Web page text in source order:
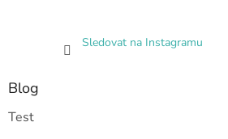
Sledovat na Instagramu
Blog
Test